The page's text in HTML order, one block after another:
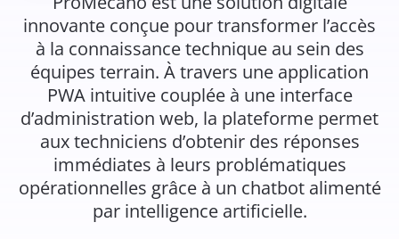
innovante conçue pour transformer l’accès
à la connaissance technique au sein des
équipes terrain. À travers une application
PWA intuitive couplée à une interface
d’administration web, la plateforme permet
aux techniciens d’obtenir des réponses
immédiates à leurs problématiques
opérationnelles grâce à un chatbot alimenté
par intelligence artificielle.